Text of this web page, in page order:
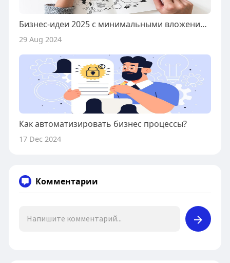
Бизнес-идеи 2025 с минимальными вложениями
29 Aug 2024
Как автоматизировать бизнес процессы?
17 Dec 2024
Комментарии